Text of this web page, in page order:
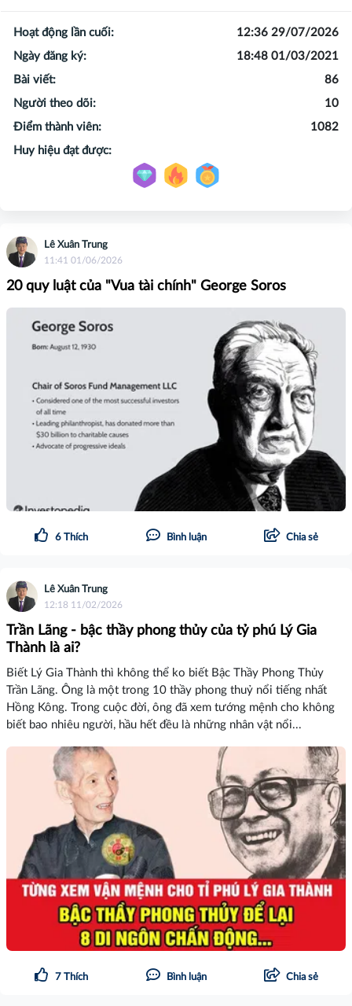
Lê Xuân Trung
11:41 01/06/2026
20 quy luật của "Vua tài chính" George Soros
6 Thích Bình luận Chia sẻ
Lê Xuân Trung
12:18 11/02/2026
Trần Lãng - bậc thầy phong thủy của tỷ phú Lý Gia
Thành là ai?
Biết Lý Gia Thành thì không thể ko biết Bậc Thầy Phong Thủy
Trần Lãng. Ông là một trong 10 thầy phong thuỷ nổi tiếng nhất
Hồng Kông. Trong cuộc đời, ông đã xem tướng mệnh cho không
biết bao nhiêu người, hầu hết đều là những nhân vật nổi...
7 Thích Bình luận Chia sẻ
Hoạt động lần cuối:
12:36 29/07/2026
Ngày đăng ký:
18:48 01/03/2021
Bài viết:
86
Người theo dõi:
10
Điểm thành viên:
1082
Huy hiệu đạt được: